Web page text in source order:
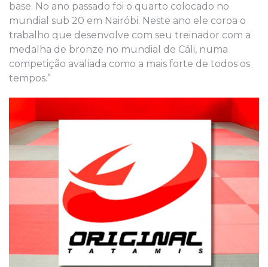
base. No ano passado foi o quarto colocado no
mundial sub 20 em Nairóbi. Neste ano ele coroa o
trabalho que desenvolve com seu treinador com a
medalha de bronze no mundial de Cáli, numa
competição avaliada como a mais forte de todos os
tempos.”